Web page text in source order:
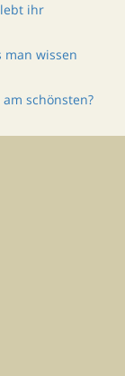
ihr
man wissen
schönsten?